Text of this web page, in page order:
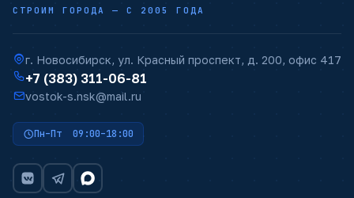
СТРОИМ ГОРОДА — С 2005 ГОДА
г. Новосибирск, ул. Красный проспект, д. 200, офис 417
+7 (383) 311-06-81
vostok-s.nsk@mail.ru
Пн–Пт 09:00–18:00